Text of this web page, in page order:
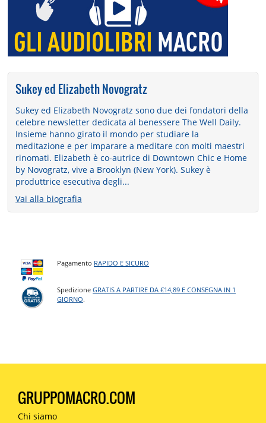
Sukey ed Elizabeth Novogratz
Sukey ed Elizabeth Novogratz sono due dei fondatori della
celebre newsletter dedicata al benessere The Well Daily.
Insieme hanno girato il mondo per studiare la
meditazione e per imparare a meditare con molti maestri
rinomati. Elizabeth è co-autrice di Downtown Chic e Home
by Novogratz, vive a Brooklyn (New York). Sukey è
produttrice esecutiva degli...
Vai alla biografia
Pagamento RAPIDO E SICURO
SpedizioneGRATIS A PARTIRE DA €14,89 E CONSEGNA IN 1
GIORNO.
GRUPPOMACRO.COM
Chi siamo